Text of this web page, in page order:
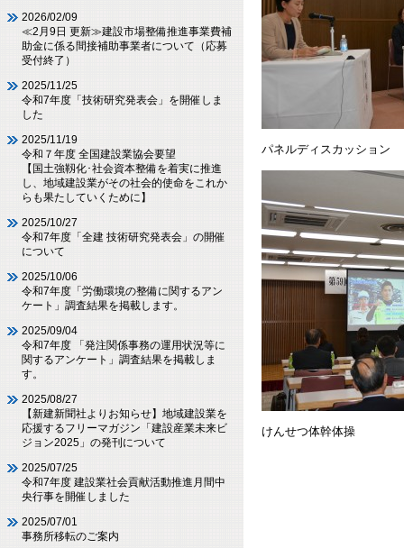
パネルディスカッション
けんせつ体幹体操
2026/02/09
≪2月9日 更新≫建設市場整備推進事業費補
助金に係る間接補助事業者について（応募
受付終了）
2025/11/25
令和7年度「技術研究発表会」を開催しま
した
2025/11/19
令和７年度 全国建設業協会要望
【国土強靱化･社会資本整備を着実に推進
し、地域建設業がその社会的使命をこれか
らも果たしていくために】
2025/10/27
令和7年度「全建 技術研究発表会」の開催
について
2025/10/06
令和7年度「労働環境の整備に関するアン
ケート」調査結果を掲載します。
2025/09/04
令和7年度 「発注関係事務の運用状況等に
関するアンケート」調査結果を掲載しま
す。
2025/08/27
【新建新聞社よりお知らせ】地域建設業を
応援するフリーマガジン「建設産業未来ビ
ジョン2025」の発刊について
2025/07/25
令和7年度 建設業社会貢献活動推進月間中
央行事を開催しました
2025/07/01
事務所移転のご案内